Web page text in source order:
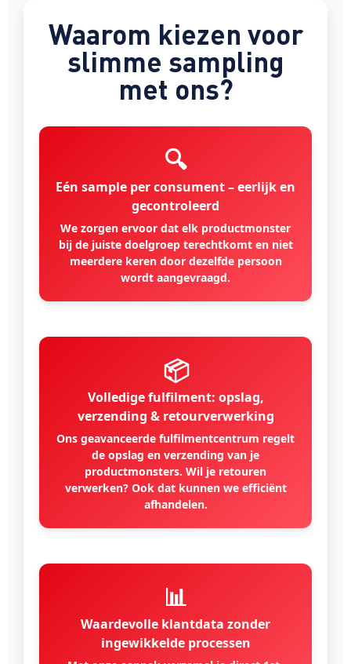
Waarom kiezen voor
slimme sampling
met ons?
🔍
Eén sample per consument – eerlijk en
gecontroleerd
We zorgen ervoor dat elk productmonster
bij de juiste doelgroep terechtkomt en niet
meerdere keren door dezelfde persoon
wordt aangevraagd.
📦
Volledige fulfilment: opslag,
verzending & retourverwerking
Ons geavanceerde fulfilmentcentrum regelt
de opslag en verzending van je
productmonsters. Wil je retouren
verwerken? Ook dat kunnen we efficiënt
afhandelen.
📊
Waardevolle klantdata zonder
ingewikkelde processen